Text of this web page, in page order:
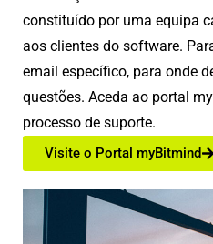
constituído por uma equipa
aos clientes do software.
email específico, para onde
questões. Aceda ao portal
processo de suporte.
Visite o Portal myBitmind